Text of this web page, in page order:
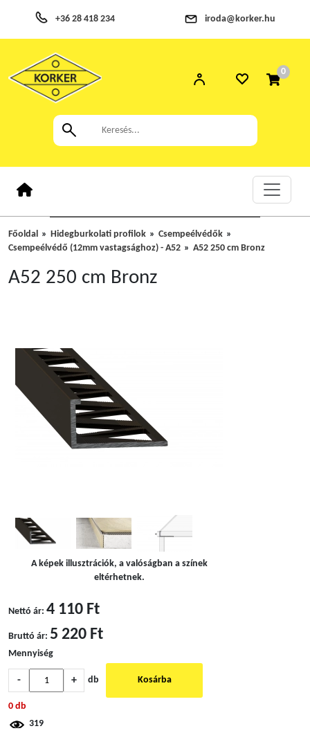
+36 28 418 234 iroda@korker.hu
0
Főoldal Hidegburkolati profilok
Csempeélvédők
Csempeélvédő (12mm vastagsághoz) - A52
A52 250 cm Bronz
A52 250 cm Bronz
A képek illusztrációk, a valóságban a színek
eltérhetnek.
Nettó ár: 4 110 Ft
Bruttó ár: 5 220 Ft
Mennyiség
- + db Kosárba
0 db
319